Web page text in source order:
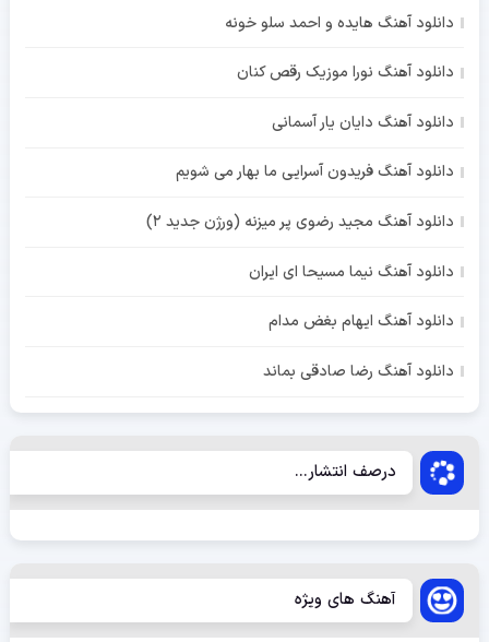
دانلود آهنگ هایده و احمد سلو خونه
دانلود آهنگ نورا موزیک رقص کنان
دانلود آهنگ دایان یار آسمانی
دانلود آهنگ فریدون آسرایی ما بهار می شویم
دانلود آهنگ مجید رضوی پر میزنه (ورژن جدید 2)
دانلود آهنگ نیما مسیحا ای ایران
دانلود آهنگ ایهام بغض مدام
دانلود آهنگ رضا صادقی بماند
درصف انتشار...
آهنگ های ویژه